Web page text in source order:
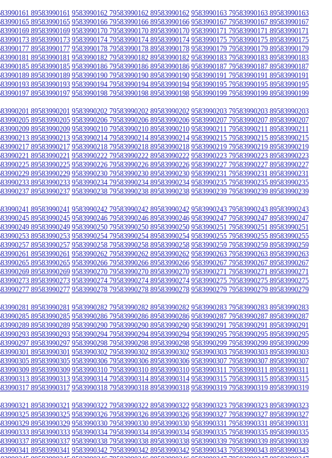
89583990161 9583990162 79583990162 89583990162 9583990163 79583990163 89583990163
89583990165 9583990166 79583990166 89583990166 9583990167 79583990167 89583990167
89583990169 9583990170 79583990170 89583990170 9583990171 79583990171 89583990171
89583990173 9583990174 79583990174 89583990174 9583990175 79583990175 89583990175
89583990177 9583990178 79583990178 89583990178 9583990179 79583990179 89583990179
89583990181 9583990182 79583990182 89583990182 9583990183 79583990183 89583990183
89583990185 9583990186 79583990186 89583990186 9583990187 79583990187 89583990187
89583990189 9583990190 79583990190 89583990190 9583990191 79583990191 89583990191
89583990193 9583990194 79583990194 89583990194 9583990195 79583990195 89583990195
89583990197 9583990198 79583990198 89583990198 9583990199 79583990199 89583990199
89583990201 9583990202 79583990202 89583990202 9583990203 79583990203 89583990203
89583990205 9583990206 79583990206 89583990206 9583990207 79583990207 89583990207
89583990209 9583990210 79583990210 89583990210 9583990211 79583990211 89583990211
89583990213 9583990214 79583990214 89583990214 9583990215 79583990215 89583990215
89583990217 9583990218 79583990218 89583990218 9583990219 79583990219 89583990219
89583990221 9583990222 79583990222 89583990222 9583990223 79583990223 89583990223
89583990225 9583990226 79583990226 89583990226 9583990227 79583990227 89583990227
89583990229 9583990230 79583990230 89583990230 9583990231 79583990231 89583990231
89583990233 9583990234 79583990234 89583990234 9583990235 79583990235 89583990235
89583990237 9583990238 79583990238 89583990238 9583990239 79583990239 89583990239
89583990241 9583990242 79583990242 89583990242 9583990243 79583990243 89583990243
89583990245 9583990246 79583990246 89583990246 9583990247 79583990247 89583990247
89583990249 9583990250 79583990250 89583990250 9583990251 79583990251 89583990251
89583990253 9583990254 79583990254 89583990254 9583990255 79583990255 89583990255
89583990257 9583990258 79583990258 89583990258 9583990259 79583990259 89583990259
89583990261 9583990262 79583990262 89583990262 9583990263 79583990263 89583990263
89583990265 9583990266 79583990266 89583990266 9583990267 79583990267 89583990267
89583990269 9583990270 79583990270 89583990270 9583990271 79583990271 89583990271
89583990273 9583990274 79583990274 89583990274 9583990275 79583990275 89583990275
89583990277 9583990278 79583990278 89583990278 9583990279 79583990279 89583990279
89583990281 9583990282 79583990282 89583990282 9583990283 79583990283 89583990283
89583990285 9583990286 79583990286 89583990286 9583990287 79583990287 89583990287
89583990289 9583990290 79583990290 89583990290 9583990291 79583990291 89583990291
89583990293 9583990294 79583990294 89583990294 9583990295 79583990295 89583990295
89583990297 9583990298 79583990298 89583990298 9583990299 79583990299 89583990299
89583990301 9583990302 79583990302 89583990302 9583990303 79583990303 89583990303
89583990305 9583990306 79583990306 89583990306 9583990307 79583990307 89583990307
89583990309 9583990310 79583990310 89583990310 9583990311 79583990311 89583990311
89583990313 9583990314 79583990314 89583990314 9583990315 79583990315 89583990315
89583990317 9583990318 79583990318 89583990318 9583990319 79583990319 89583990319
89583990321 9583990322 79583990322 89583990322 9583990323 79583990323 89583990323
89583990325 9583990326 79583990326 89583990326 9583990327 79583990327 89583990327
89583990329 9583990330 79583990330 89583990330 9583990331 79583990331 89583990331
89583990333 9583990334 79583990334 89583990334 9583990335 79583990335 89583990335
89583990337 9583990338 79583990338 89583990338 9583990339 79583990339 89583990339
89583990341 9583990342 79583990342 89583990342 9583990343 79583990343 89583990343